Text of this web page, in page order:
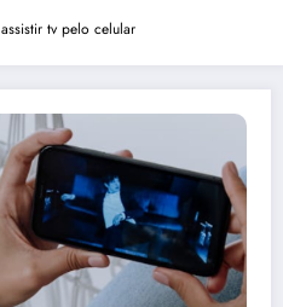
assistir tv pelo celular